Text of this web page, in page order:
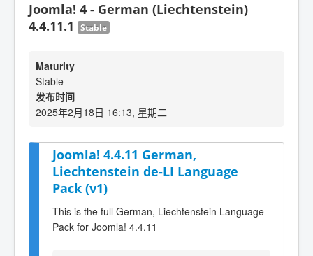
Joomla! 4 - German (Liechtenstein)
4.4.11.1
Stable
Maturity
Stable
发布时间
2025年2月18日 16:13, 星期二
Joomla! 4.4.11 German,
Liechtenstein de-LI Language
Pack (v1)
This is the full German, Liechtenstein Language
Pack for Joomla! 4.4.11